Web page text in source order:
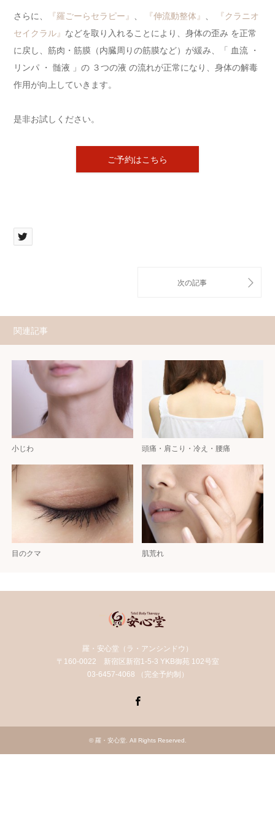
さらに、 『羅ごーらセラピー』 『伸流動整体』
『クラニオ
セイクラル』 などを取り入れることにより、身体の歪み を正常
に戻し、筋肉・筋膜（内臓周りの筋膜など）が緩み、「 血流 ・
リンパ ・ 髄液 」の ３つの液 の流れが正常になり、身体の解毒
作用が向上していきます。
是非お試しください。
ご予約はこちら
関連記事
小じわ 頭痛・肩こり・冷え・腰痛
目のクマ 肌荒れ
羅・安心堂（ラ・アンシンドウ）
〒160-0022 新宿区新宿1-5-3 YKB御苑 102号室
03-6457-4068 （完全予約制）
© 羅・安心堂. All Rights Reserved.